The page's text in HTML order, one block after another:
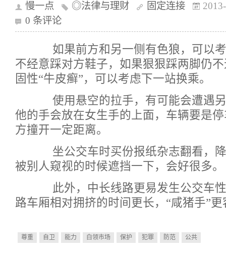
慢一点 ◎法律与理财 固定连接
0 条评论
如果前方和另一侧有色狼，可以考
不经意踩对方鞋子，如果狠狠踩两脚仍
固性“牛皮癣”，可以考虑下一站换乘。
使用悬空的拉手，有可能会遭遇另
他的手会放在女生手的上面，车辆要是
方撞开一定距离。
坐公交车时买份报纸杂志翻看，降
被别人窥视的时候遮挡一下，会好很多。
此外，中长线路更易发生公交车性
路车厢相对拥挤的时间更长，“咸猪手”
尊重 自卫 能力 白领市场 保护 犯罪 防范 公共